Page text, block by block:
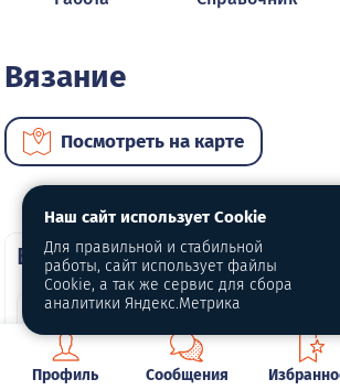
Вязание
Посмотреть на карте
ВИП услуги
Профиль Сообщения
Наш сайт использует Cookie
Для правильной и стабильной
работы, сайт использует файлы
Cookie, а так же сервис для сбора
аналитики Яндекс.Метрика